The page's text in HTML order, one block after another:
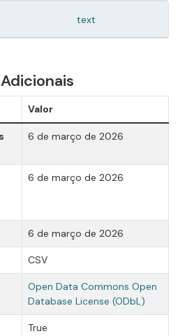
text
Valor
6 de março de 2026
6 de março de 2026
6 de março de 2026
CSV
Open Data Commons Open
Database License (ODbL)
True